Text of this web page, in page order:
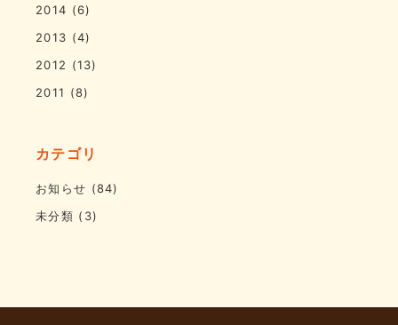
2014 (6)
2013 (4)
2012 (13)
2011 (8)
カテゴリ
お知らせ (84)
未分類 (3)